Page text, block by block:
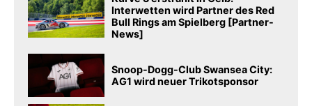
Interwetten wird Partner des Red
Bull Rings am Spielberg [Partner-
News]
Snoop-Dogg-Club Swansea City:
AG1 wird neuer Trikotsponsor